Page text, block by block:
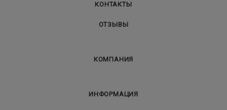
КОНТАКТЫ
ОТЗЫВЫ
КОМПАНИЯ
ИНФОРМАЦИЯ